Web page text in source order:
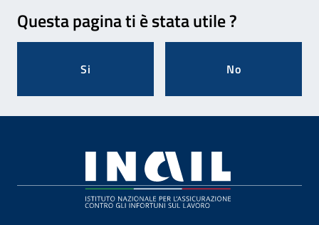
Questa pagina ti è stata utile ?
Si No